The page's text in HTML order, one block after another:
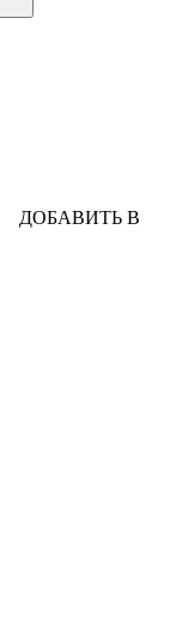
ДОБАВИТЬ В